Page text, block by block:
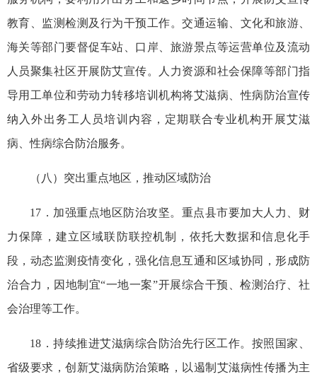
教育、监测检测及行为干预工作。交通运输、文化和旅游、
海关等部门要督促车站、口岸、旅游景点等运营单位及流动
人员聚集社区开展防艾宣传。人力资源和社会保障等部门指
导用工单位和劳动力转移培训机构将艾滋病、性病防治宣传
纳入外出务工人员培训内容，定期联合专业机构开展艾滋
病、性病综合防治服务。
（八）突出重点地区，推动区域防治
17．加强重点地区防治攻坚。重点县市要加大人力、财
力保障，建立区域联防联控机制，依托大数据和信息化手
段，动态监测疫情变化，强化信息互通和区域协同，形成防
治合力，因地制宜“一地一案”开展综合干预、检测治疗、社
会治理等工作。
18．持续推进艾滋病综合防治先行区工作。按照国家、
省级要求，创新艾滋病防治策略，以遏制艾滋病性传播为主